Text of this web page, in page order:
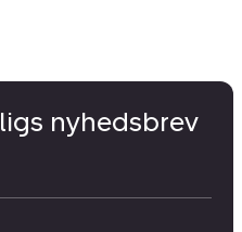
nyhedsbrev